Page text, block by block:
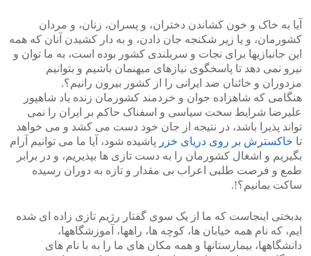
آیا به خاک و خون کشاندن دختران، و پسران، زنان، و مردان
کشورمان، و یا زیر شکنجه جان دادن، و به دار کشیدن آنان که همه
این جانبازیها برای نجات و سربلندی کشور بوده است، به ما توان و
نیرو نمی دهد تا پاسخگوی نیازهای میهنمان باشیم و بتوانیم
مزدوران و خائنان ضد ایرانی را از کشور بیرون رانیم؟.
هنگامی که شاهزاده جوان و خردمند کشورمان زنده یاد شاهپور
علیرضا شرایط سخت سیاسی و اسفناک حاکم بر ایران را نمی
تواند پذیرا باشد، در نتیجه از جان خود دست می کشد و می خواهد
تا خاکسترش بر روی دریای خزر پاشیده شود، آیا ما می توانیم آرام
بگیریم و اشغال کشورمان را به دست تازی ها بپذیریم، و در برابر
طمع و فرصت طلبی اعراب بی مقدار و تازه به دوران رسیده
ساکت بمانیم؟!.
بدبختی اینجاست که ما از یک سوی گفتار رژیم تازی زاده ای شده
ایم، که نام همه خیابان ها، کوچه ها، راهها، آموزشگاهها،
دانشگاهها، بیمارستانها و همه مکان های ما را به با نام های